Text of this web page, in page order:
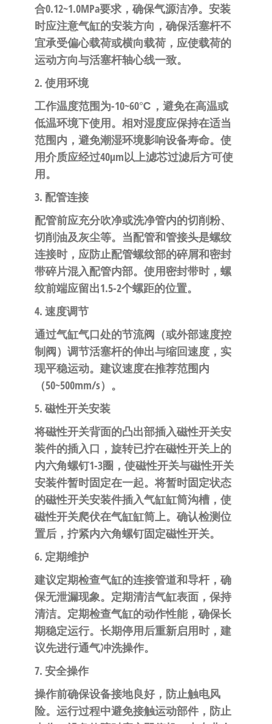
合0.12~1.0MPa要求，确保气源洁净。安装
时应注意气缸的安装方向，确保活塞杆不
宜承受偏心载荷或横向载荷，应使载荷的
运动方向与活塞杆轴心线一致。
2. 使用环境
工作温度范围为-10~60℃，避免在高温或
低温环境下使用。相对湿度应保持在适当
范围内，避免潮湿环境影响设备寿命。使
用介质应经过40μm以上滤芯过滤后方可使
用。
3. 配管连接
配管前应充分吹净或洗净管内的切削粉、
切削油及灰尘等。当配管和管接头是螺纹
连接时，应防止配管螺纹部的碎屑和密封
带碎片混入配管内部。使用密封带时，螺
纹前端应留出1.5-2个螺距的位置。
4. 速度调节
通过气缸气口处的节流阀（或外部速度控
制阀）调节活塞杆的伸出与缩回速度，实
现平稳运动。建议速度在推荐范围内
（50~500mm/s）。
5. 磁性开关安装
将磁性开关背面的凸出部插入磁性开关安
装件的插入口，旋转已拧在磁性开关上的
内六角螺钉1-3圈，使磁性开关与磁性开关
安装件暂时固定在一起。将暂时固定状态
的磁性开关安装件插入气缸缸筒沟槽，使
磁性开关爬伏在气缸缸筒上。确认检测位
置后，拧紧内六角螺钉固定磁性开关。
6. 定期维护
建议定期检查气缸的连接管道和导杆，确
保无泄漏现象。定期清洁气缸表面，保持
清洁。定期检查气缸的动作性能，确保长
期稳定运行。长期停用后重新启用时，建
议先进行通气冲洗操作。
7. 安全操作
操作前确保设备接地良好，防止触电风
险。运行过程中避免接触运动部件，防止